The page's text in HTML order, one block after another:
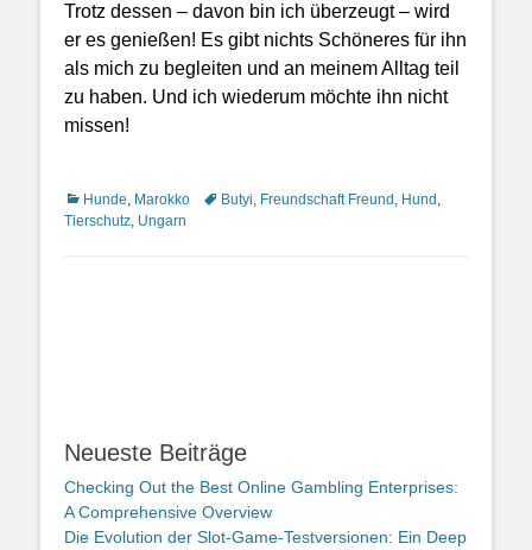
Trotz dessen – davon bin ich überzeugt – wird
er es genießen! Es gibt nichts Schöneres für ihn
als mich zu begleiten und an meinem Alltag teil
zu haben. Und ich wiederum möchte ihn nicht
missen!
Kategorien
Hunde, Marokko Schlagworte
Butyi, Freundschaft Freund , Hund ,
Tierschutz, Ungarn
Neueste Beiträge
Checking Out the Best Online Gambling Enterprises:
A Comprehensive Overview
Die Evolution der Slot-Game-Testversionen: Ein Deep